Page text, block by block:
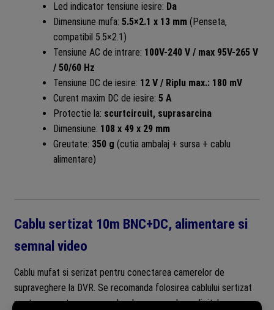
Led indicator tensiune iesire: Da
Dimensiune mufa: 5.5×2.1 x 13 mm(Penseta,
compatibil 5.5×2.1)
Tensiune AC de intrare: 100V-240 V / max 95V-265 V
/ 50/60 Hz
Tensiune DC de iesire: 12 V / Riplu max.: 180 mV
Curent maxim DC de iesire: 5 A
Protectie la: scurtcircuit, suprasarcina
Dimensiune: 108 x 49 x 29 mm
Greutate: 350 g (cutia ambalaj + sursa + cablu
alimentare)
Cablu sertizat 10m BNC+DC, alimentare si
semnal video
Cablu mufat si serizat pentru conectarea camerelor de
supraveghere la DVR. Se recomanda folosirea cablului sertizat
pentru conectarea camerelor de supraveghere digitale